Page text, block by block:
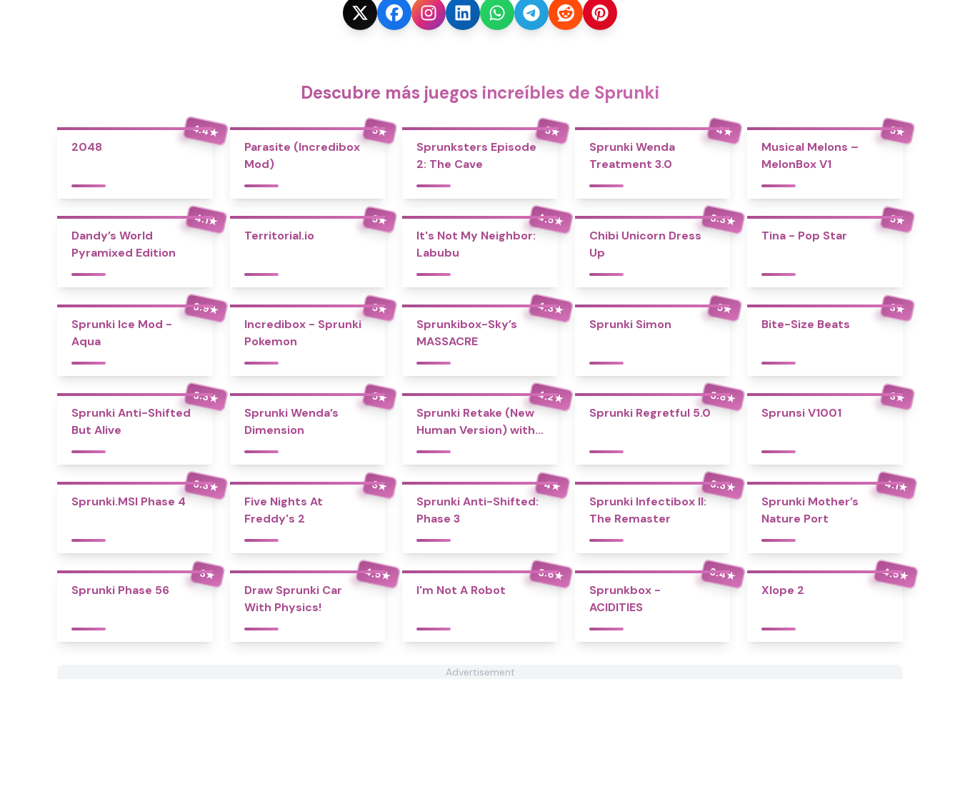
Descubre más juegos increíbles de Sprunki
4.4★
2048
5★
Parasite (Incredibox
Mod)
5★
Sprunksters Episode
2: The Cave
4★
Sprunki Wenda
Treatment 3.0
5★
Musical Melons –
MelonBox V1
4.1★
Dandy’s World
Pyramixed Edition
5★
Territorial.io
4.5★
It's Not My Neighbor:
Labubu
3.3★
Chibi Unicorn Dress
Up
5★
Tina - Pop Star
3.9★
Sprunki Ice Mod -
Aqua
5★
Incredibox - Sprunki
Pokemon
4.3★
Sprunkibox-Sky’s
MASSACRE
5★
Sprunki Simon
3★
Bite-Size Beats
3.3★
Sprunki Anti-Shifted
But Alive
5★
Sprunki Wenda’s
Dimension
4.2★
Sprunki Retake (New
Human Version) with
Bonus
3.8★
Sprunki Regretful 5.0
3★
Sprunsi V1001
3.3★
Sprunki.MSI Phase 4
3★
Five Nights At
Freddy's 2
4★
Sprunki Anti-Shifted:
Phase 3
3.3★
Sprunki Infectibox II:
The Remaster
4.1★
Sprunki Mother’s
Nature Port
3★
Sprunki Phase 56
4.5★
Draw Sprunki Car
With Physics!
3.6★
I'm Not A Robot
3.4★
Sprunkbox -
ACIDITIES
4.5★
Xlope 2
Advertisement